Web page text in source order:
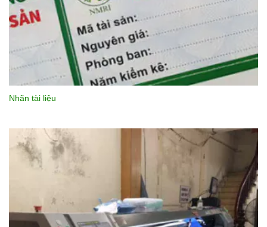
Nhãn tài liệu